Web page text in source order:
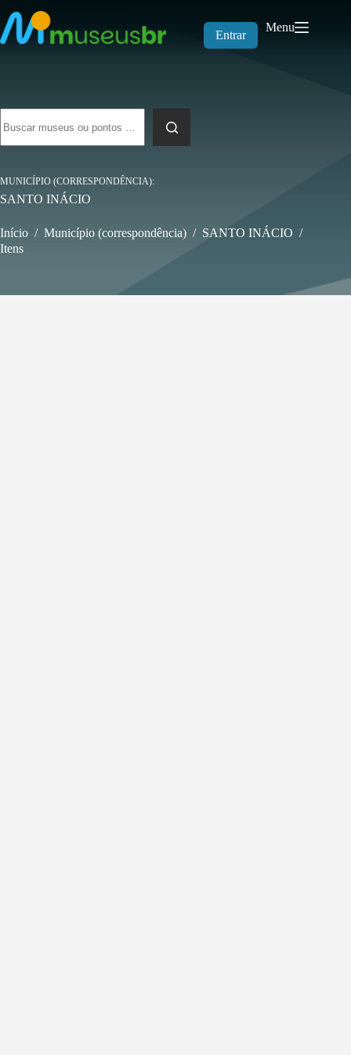
para
o
conteúdo
Entrar
Menu
resultados
MUNICÍPIO (CORRESPONDÊNCIA)
SANTO INÁCIO
Início / Município (correspondência) / SANTO INÁCIO /
Itens